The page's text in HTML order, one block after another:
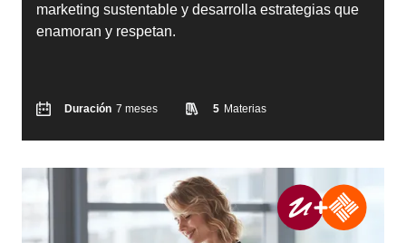
marketing sustentable y desarrolla estrategias que
enamoran y respetan.
Duración 7 meses 5 Materias